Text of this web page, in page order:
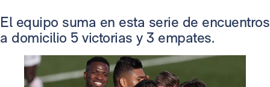
El equipo suma en esta serie de encuentros
a domicilio 5 victorias y 3 empates.